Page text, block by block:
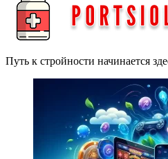
Путь к стройности начинается